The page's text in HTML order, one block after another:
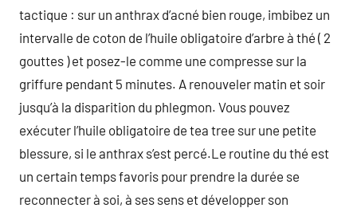
tactique : sur un anthrax d’acné bien rouge, imbibez un
intervalle de coton de l’huile obligatoire d’arbre à thé ( 2
gouttes ) et posez-le comme une compresse sur la
griffure pendant 5 minutes. A renouveler matin et soir
jusqu’à la disparition du phlegmon. Vous pouvez
exécuter l’huile obligatoire de tea tree sur une petite
blessure, si le anthrax s’est percé.Le routine du thé est
un certain temps favoris pour prendre la durée se
reconnecter à soi, à ses sens et développer son